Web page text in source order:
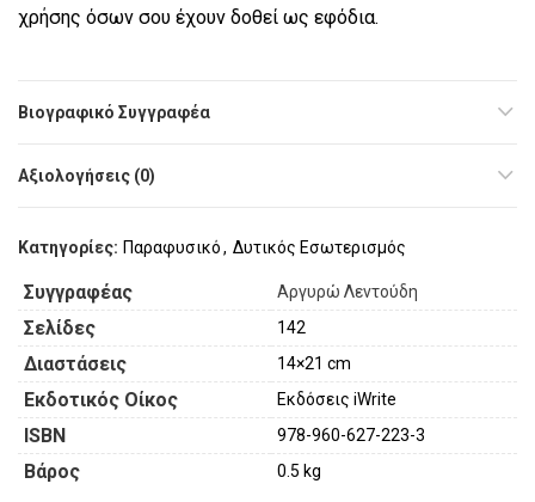
χρήσης όσων σου έχουν δοθεί ως εφόδια.
Βιογραφικό Συγγραφέα
Αξιολογήσεις (0)
Κατηγορίες: Παραφυσικό, Δυτικός Εσωτερισμός
Συγγραφέας Αργυρώ Λεντούδη
Σελίδες 142
Διαστάσεις 14×21 cm
Εκδοτικός Οίκος Εκδόσεις iWrite
ISBN 978-960-627-223-3
Βάρος 0.5 kg